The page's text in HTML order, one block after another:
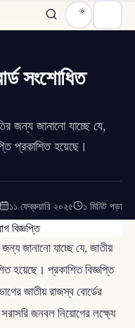
সংশোধিত
জন্য জানানো যাচ্ছে যে,
প্রকাশিত হয়েছে।
১১ ফেব্রুয়ারি ২০২৫ ১ মিনিট পড়া
জানানো যাচ্ছে যে, জাতীয়
হয়েছে। প্রকাশিত বিজ্ঞপ্তি
জাতীয় রাজস্ব বোর্ডের
জনবল নিয়োগের লক্ষ্যে